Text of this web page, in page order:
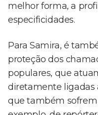
melhor forma, a
especificidades.
Para Samira, é
proteção dos
populares, que
diretamente ligadas
que também sofrem